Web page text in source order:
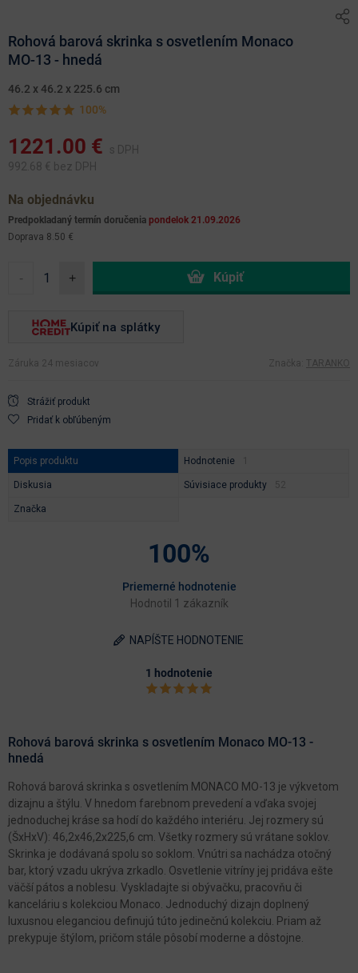
Rohová barová skrinka s osvetlením Monaco
MO-13 - hnedá
46.2 x 46.2 x 225.6 cm
100%
1221.00 €
s DPH
992.68 € bez DPH
Na objednávku
Predpokladaný termín doručenia pondelok 21.09.2026
Doprava 8.50 €
- +
Kúpiť na splátky
Záruka 24 mesiacov Značka: TARANKO
Strážiť produkt
Pridať k obľúbeným
Popis produktu Hodnotenie
Diskusia Súvisiace produkty
Značka
100%
Priemerné hodnotenie
Hodnotil 1 zákazník
NAPÍŠTE HODNOTENIE
1 hodnotenie
Rohová barová skrinka s osvetlením Monaco MO-13 -
hnedá
Rohová barová skrinka s osvetlením MONACO MO-13 je výkvetom
dizajnu a štýlu. V hnedom farebnom prevedení a vďaka svojej
jednoduchej kráse sa hodí do každého interiéru. Jej rozmery sú
(ŠxHxV): 46,2x46,2x225,6 cm. Všetky rozmery sú vrátane soklov.
Skrinka je dodávaná spolu so soklom. Vnútri sa nachádza otočný
bar, ktorý vzadu ukrýva zrkadlo. Osvetlenie vitríny jej pridáva ešte
väčší pátos a noblesu. Vyskladajte si obývačku, pracovňu či
kanceláriu s kolekciou Monaco. Jednoduchý dizajn doplnený
luxusnou eleganciou definujú túto jedinečnú kolekciu. Priam až
prekypuje štýlom, pričom stále pôsobí moderne a dôstojne.